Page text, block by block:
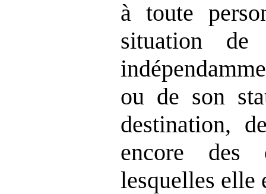
à toute
situation de
ou de son
destination,
encore des
lesquelles elle